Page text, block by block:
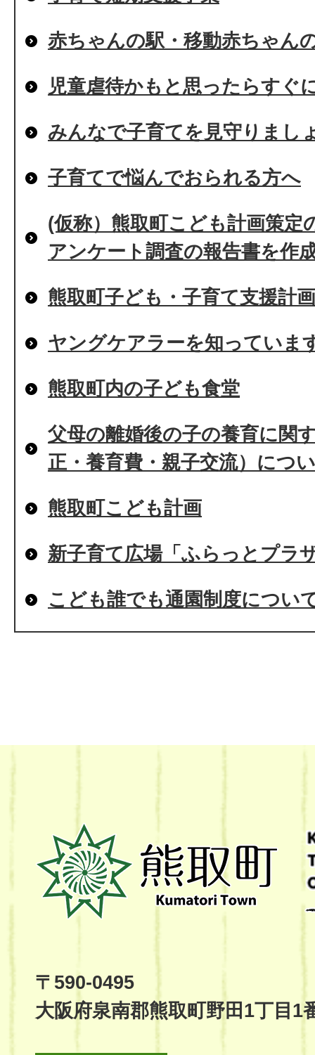
赤ちゃんの駅・移動赤ちゃん
児童虐待かもと思ったらすぐ
みんなで子育てを見守りまし
子育てで悩んでおられる方へ
(仮称）熊取町こども計画策定
アンケート調査の報告書を作
熊取町子ども・子育て支援計画
ヤングケアラーを知っていま
熊取町内の子ども食堂
父母の離婚後の子の養育に関
正・養育費・親子交流）につ
熊取町こども計画
新子育て広場「ふらっとプラ
こども誰でも通園制度につい
熊
取
町
Kumatori
Site
〒590-0495
大阪府泉南郡熊取町野田1丁目1